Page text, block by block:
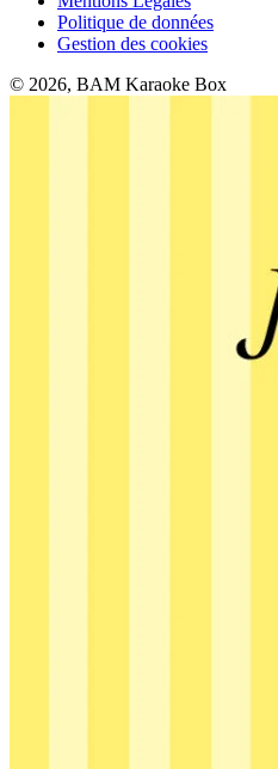
Politique de données
Gestion des cookies
© 2026, BAM Karaoke Box